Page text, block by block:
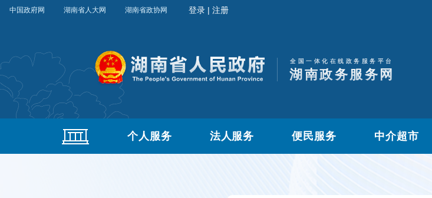
中国政府网 湖南省人大网 湖南省政协网
个人服务 法人服务 便民服务 中介超市